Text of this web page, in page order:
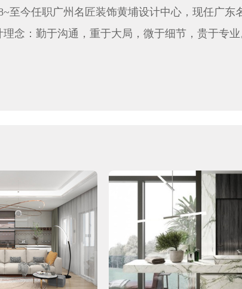
至今任职广州名匠装饰黄埔设计中心，现任广东
理念：勤于沟通，重于大局，微于细节，贵于专业